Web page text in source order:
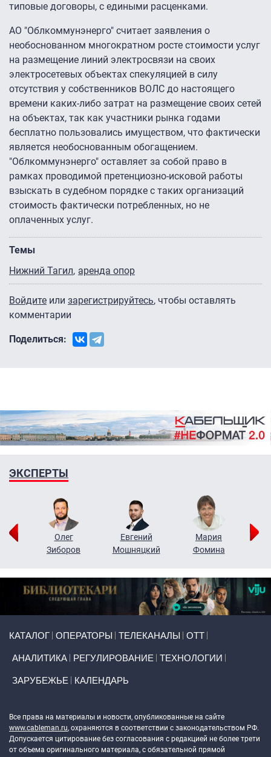
типовые договоры, с едиными расценками.
АО "Облкоммунэнерго" считает заявления о
необоснованном многократном росте стоимости услуг
на размещение линий электросвязи на своих
электросетевых объектах спекуляцией в силу
отсутствия у собственников ВОЛС до настоящего
времени каких-либо затрат на размещение своих сетей
на объектах, так как участники рынка годами
бесплатно пользовались имуществом, что фактически
является необоснованным обогащением.
"Облкоммунэнерго" оставляет за собой право в
рамках проводимой претенциозно-исковой работы
взыскать в судебном порядке с таких организаций
стоимость фактически потребленных, но не
оплаченных услуг.
Темы
Нижний Тагил аренда опор
Войдите или зарегистрируйтесь, чтобы оставлять
комментарии
Поделиться:
ЭКСПЕРТЫ
Олег
Зиборов
Евгений
Мошняцкий
Мария
Фомина
КАТАЛОГ ОПЕРАТОРЫ ТЕЛЕКАНАЛЫ ОТТ
АНАЛИТИКА РЕГУЛИРОВАНИЕ ТЕХНОЛОГИИ
ЗАРУБЕЖЬЕ КАЛЕНДАРЬ
Все права на материалы и новости, опубликованные на сайте
www.cableman.ru, охраняются в соответствии с законодательством РФ.
Допускается цитирование без согласования с редакцией не более трети
от объема оригинального материала, с обязательной прямой